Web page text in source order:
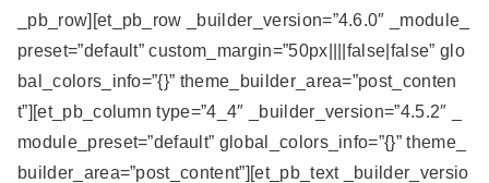
_pb_row][et_pb_row _builder_version=”4.6.0″ _module_
preset=”default” custom_margin=”50px||||false|false” glo
bal_colors_info=”{}” theme_builder_area=”post_conten
t”][et_pb_column type=”4_4″ _builder_version=”4.5.2″ _
module_preset=”default” global_colors_info=”{}” theme_
builder_area=”post_content”][et_pb_text _builder_versio